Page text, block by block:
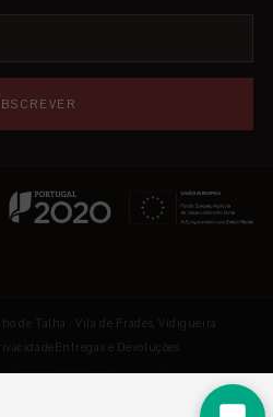
de Talha · Vila de Frades, Vidigueira
Entregas e Devoluções